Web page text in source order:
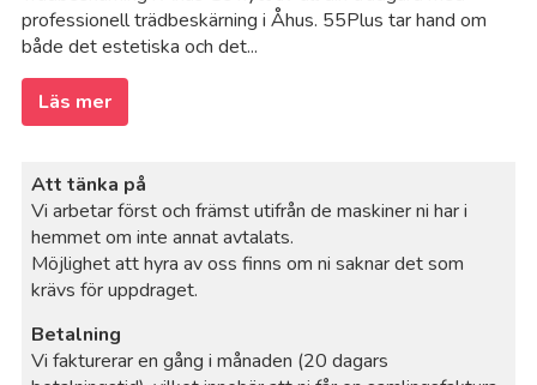
professionell trädbeskärning i Åhus. 55Plus tar hand om
både det estetiska och det...
Läs mer
Att tänka på
Vi arbetar först och främst utifrån de maskiner ni har i
hemmet om inte annat avtalats.
Möjlighet att hyra av oss finns om ni saknar det som
krävs för uppdraget.
Betalning
Vi fakturerar en gång i månaden (20 dagars